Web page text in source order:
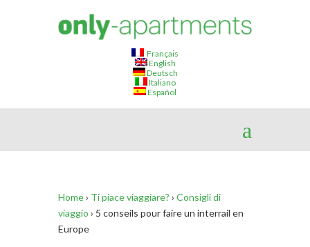
Français
English
Deutsch
Italiano
Español
Home› Ti piace viaggiare? › Consigli di
viaggio › 5 conseils pour faire un interrail en
Europe